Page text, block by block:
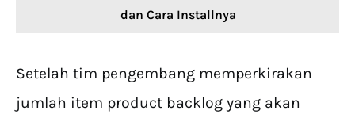
dan Cara Installnya
Setelah tim pengembang memperkirakan
jumlah item product backlog yang akan